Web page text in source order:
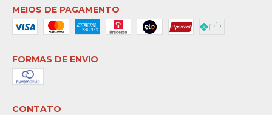
MEIOS DE PAGAMENTO
FORMAS DE ENVIO
CONTATO